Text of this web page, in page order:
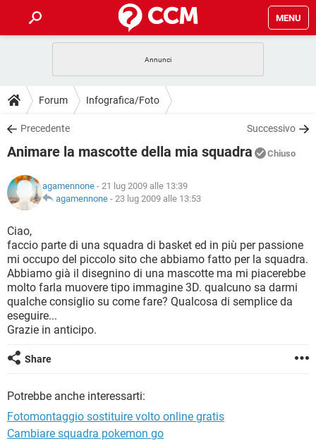
MENU
INTRATTENIMENTO ANDROID
iOS
INSTAGRAM WHATSAPP
TIKTOK
HARDWARE
GUIDE
COVID-19
INSTAGRAM WHATSAPP
TIKTOK
HARDWARE
DOWNLOAD
COVID-19 GAMING
INTRATTENIMENTO
iOS WINDOWS 10
INSTAGRAM
TIKTOK FACEBOOK
HARDWARE
COVID-19 GAMING
INTRATTENIMENTO
iOS
INSTAGRAM WHATSAPP
TIKTOK FACEBOOK
HARDWARE
GLOSSARIO
COVID-19
INTRATTENIMENTO ANDROID
iOS WINDOWS 10
INSTAGRAM WHATSAPP
TIKTOK
Forum Infografica/Foto
Precedente Successivo
Animare la mascotte della mia squadra Chiuso
agamennone - 21 lug 2009 alle 13:39
agamennone - 23 lug 2009 alle 13:53
Ciao,
faccio parte di una squadra di basket ed in più per passione
mi occupo del piccolo sito che abbiamo fatto per la squadra.
Abbiamo già il disegnino di una mascotte ma mi piacerebbe
molto farla muovere tipo immagine 3D. qualcuno sa darmi
qualche consiglio su come fare? Qualcosa di semplice da
eseguire...
Grazie in anticipo.
Share
Potrebbe anche interessarti:
Fotomontaggio sostituire volto online gratis
Cambiare squadra pokemon go